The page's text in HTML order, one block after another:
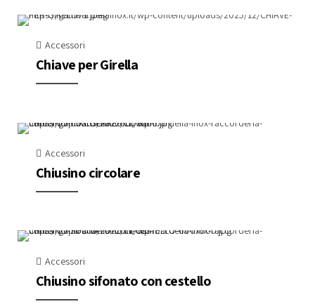
Accessori
Chiave per Girella
Accessori
Chiusino circolare
Accessori
Chiusino sifonato con cestello